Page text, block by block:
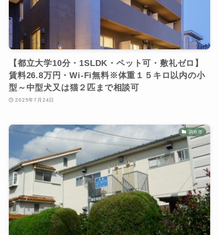
【都立大学10分・1SLDK・ペット可・敷礼ゼロ】
賃料26.8万円・Wi‑Fi無料※体重１５キロ以内の小
型～中型犬又は猫２匹まで相談可
2025年7月24日
調布市